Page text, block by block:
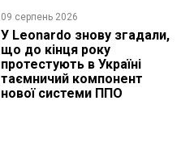
09 серпень 2026
У Leonardo знову згадали,
що до кінця року
протестують в Україні
таємничий компонент
нової системи ППО